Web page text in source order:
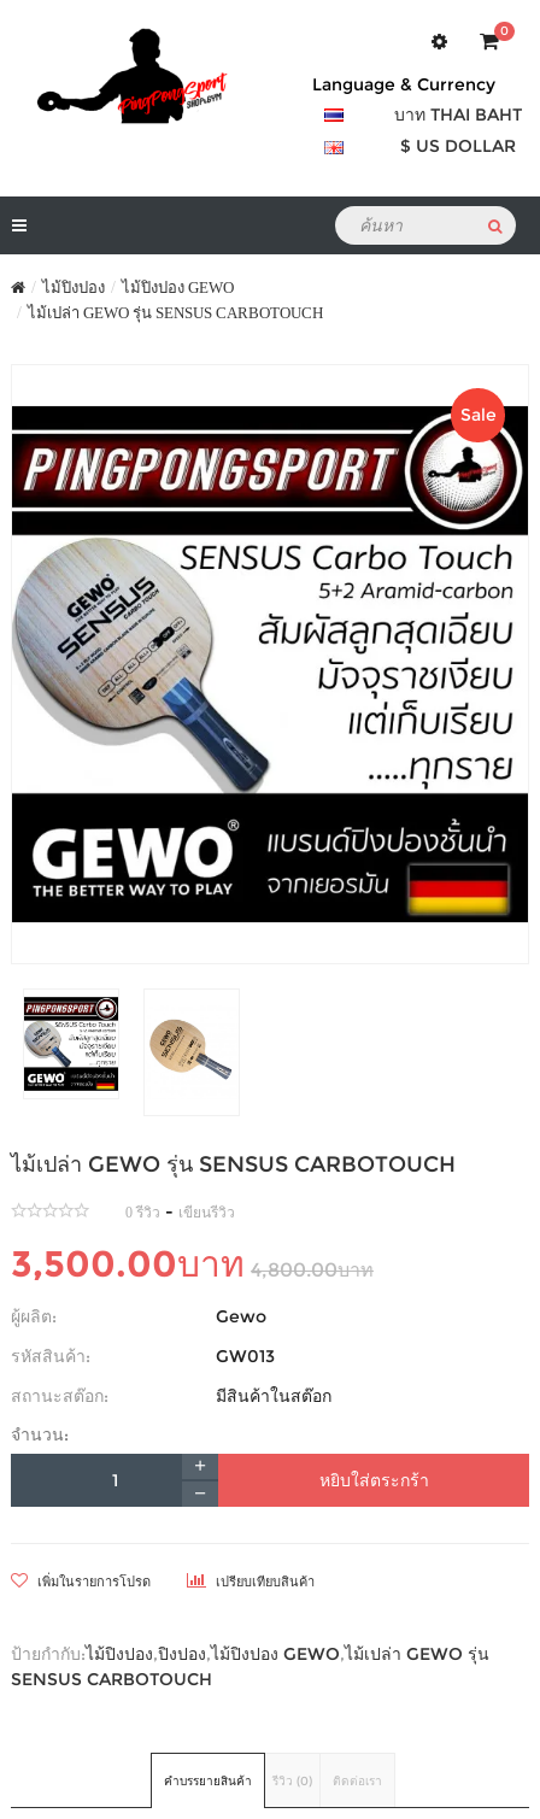
0
Language & Currency
บาท THAI BAHT
$ US DOLLAR
ไม้ปิงปอง
ไม้ปิงปอง GEWO
ไม้เปล่า GEWO รุ่น SENSUS CARBOTOUCH
Sale
ไม้เปล่า GEWO รุ่น SENSUS CARBOTOUCH
0 รีวิว - เขียนรีวิว
3,500.00บาท 4,800.00บาท
ผู้ผลิต:
Gewo
รหัสสินค้า:
GW013
สถานะสต๊อก:
มีสินค้าในสต๊อก
จำนวน:
หยิบใส่ตระกร้า
เพิ่มในรายการโปรด เปรียบเทียบสินค้า
ป้ายกำกับ:ไม้ปิงปอง,ปิงปอง,ไม้ปิงปอง GEWO,ไม้เปล่า GEWO รุ่น
SENSUS CARBOTOUCH
คำบรรยายสินค้า รีวิว (0) ติดต่อเรา